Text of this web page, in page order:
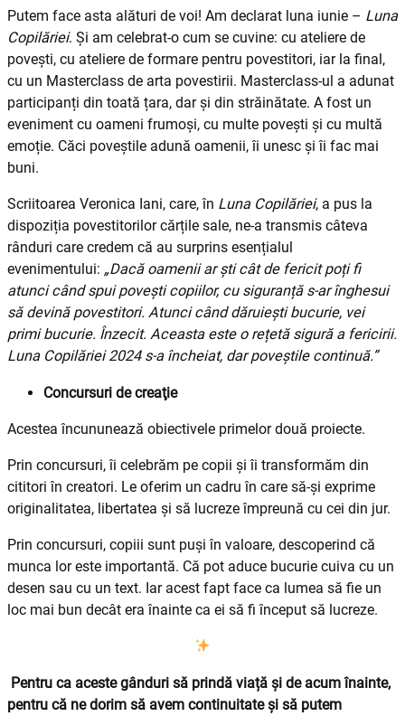
Putem face asta alături de voi! Am declarat luna iunie – Luna
Copilăriei. Și am celebrat-o cum se cuvine: cu ateliere de
povești, cu ateliere de formare pentru povestitori, iar la final,
cu un Masterclass de arta povestirii. Masterclass-ul a adunat
participanți din toată țara, dar și din străinătate. A fost un
eveniment cu oameni frumoși, cu multe povești și cu multă
emoție. Căci poveștile adună oamenii, îi unesc și îi fac mai
buni.
Scriitoarea Veronica Iani, care, în Luna Copilăriei, a pus la
dispoziția povestitorilor cărțile sale, ne-a transmis câteva
rânduri care credem că au surprins esențialul
evenimentului: „Dacă oamenii ar ști cât de fericit poți fi
atunci când spui povești copiilor, cu siguranță s-ar înghesui
să devină povestitori. Atunci când dăruiești bucurie, vei
primi bucurie. Înzecit. Aceasta este o rețetă sigură a fericirii.
Luna Copilăriei 2024 s-a încheiat, dar poveștile continuă.”
Concursuri de creaţie
Acestea încununează obiectivele primelor două proiecte.
Prin concursuri, îi celebrăm pe copii și îi transformăm din
cititori în creatori. Le oferim un cadru în care să-şi exprime
originalitatea, libertatea şi să lucreze împreună cu cei din jur.
Prin concursuri, copiii sunt puși în valoare, descoperind că
munca lor este importantă. Că pot aduce bucurie cuiva cu un
desen sau cu un text. Iar acest fapt face ca lumea să fie un
loc mai bun decât era înainte ca ei să fi început să lucreze.
Pentru ca aceste gânduri să prindă viață și de acum înainte,
pentru că ne dorim să avem continuitate și să putem